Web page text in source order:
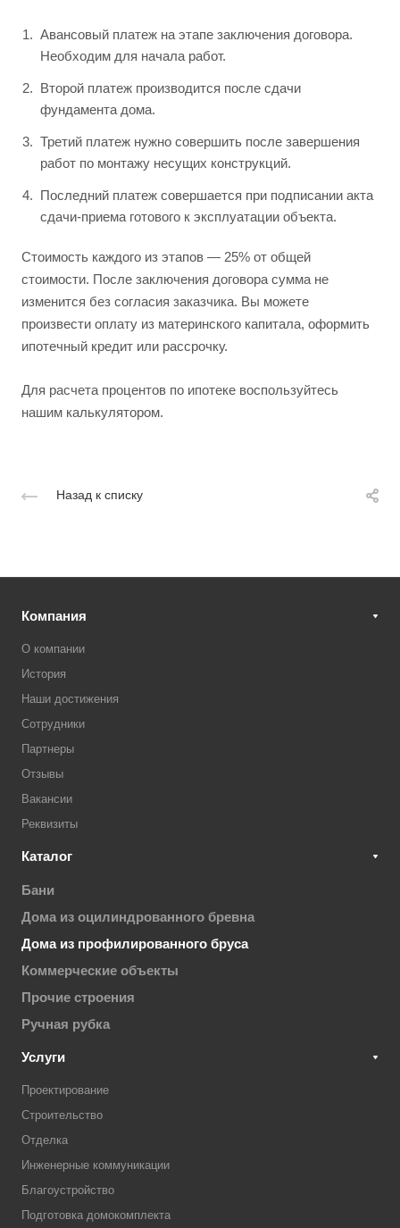
Авансовый платеж на этапе заключения договора.
Необходим для начала работ.
Второй платеж производится после сдачи
фундамента дома.
Третий платеж нужно совершить после завершения
работ по монтажу несущих конструкций.
Последний платеж совершается при подписании акта
сдачи-приема готового к эксплуатации объекта.
Стоимость каждого из этапов — 25% от общей
стоимости. После заключения договора сумма не
изменится без согласия заказчика. Вы можете
произвести оплату из материнского капитала, оформить
ипотечный кредит или рассрочку.
Для расчета процентов по ипотеке воспользуйтесь
нашим калькулятором.
Назад к списку
Компания
О компании
История
Наши достижения
Сотрудники
Партнеры
Отзывы
Вакансии
Реквизиты
Каталог
Бани
Дома из оцилиндрованного бревна
Дома из профилированного бруса
Коммерческие объекты
Прочие строения
Ручная рубка
Услуги
Проектирование
Строительство
Отделка
Инженерные коммуникации
Благоустройство
Подготовка домокомплекта